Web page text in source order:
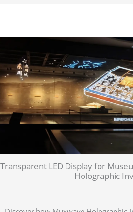
Transparent LED Display for
Holographic